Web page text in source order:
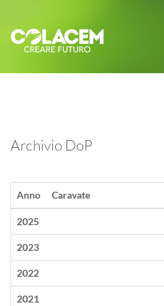
Archivio DoP
Anno Caravate
2025
2023
2022
2021